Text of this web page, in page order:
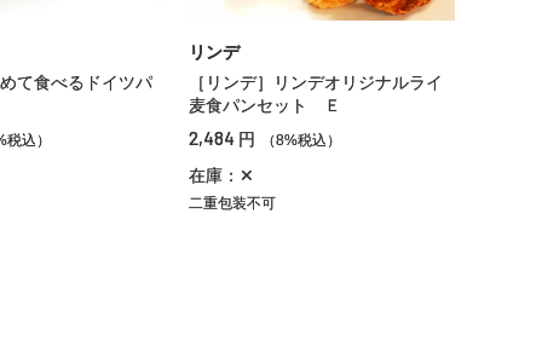
て食べるドイツパ
税込）
リンデ
［リンデ］リンデオリジナルライ
麦食パンセット Ｅ
2,484 円 （8%税込）
在庫：✕
二重包装不可